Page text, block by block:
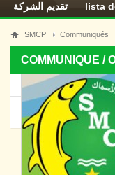
تقديم الشركة lista
SMCP Communiqués